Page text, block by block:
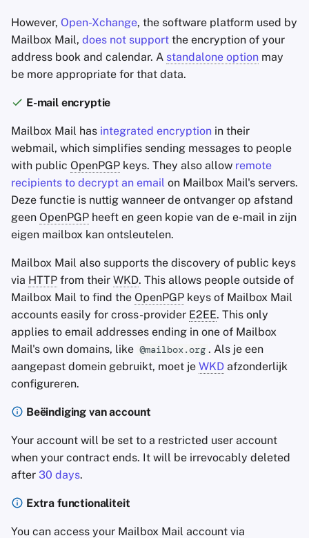
However, Open-Xchange, the software platform used by
Mailbox Mail, does not support the encryption of your
address book and calendar. A standalone option may
be more appropriate for that data.
E-mail encryptie
Mailbox Mail has integrated encryption in their
webmail, which simplifies sending messages to people
with public OpenPGP keys. They also allow remote
recipients to decrypt an email on Mailbox Mail's servers.
Deze functie is nuttig wanneer de ontvanger op afstand
geen OpenPGP heeft en geen kopie van de e-mail in zijn
eigen mailbox kan ontsleutelen.
Mailbox Mail also supports the discovery of public keys
via HTTP from their WKD. This allows people outside of
Mailbox Mail to find the OpenPGP keys of Mailbox Mail
accounts easily for cross-provider E2EE. This only
applies to email addresses ending in one of Mailbox
Mail's own domains, like @mailbox.org . Als je een
aangepast domein gebruikt, moet je WKD afzonderlijk
configureren.
Beëindiging van account
Your account will be set to a restricted user account
when your contract ends. It will be irrevocably deleted
after 30 days.
Extra functionaliteit
You can access your Mailbox Mail account via